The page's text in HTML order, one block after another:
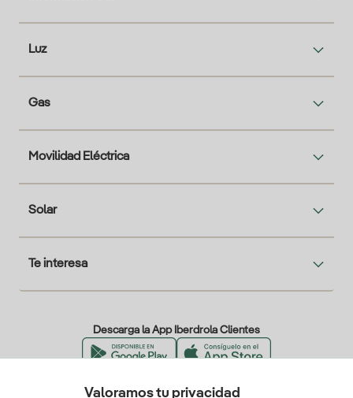
Luz
Gas
Movilidad Eléctrica
Solar
Te interesa
Descarga la App Iberdrola Clientes
Valoramos tu privacidad